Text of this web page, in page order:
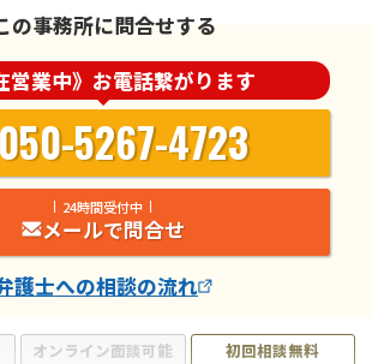
オンライン面談可能
初回相談無料
の事務所に問合せする
営業中》お電話繋がります
050-5267-4723
24時間受付中
メールで問合せ
護士への相談の流れ